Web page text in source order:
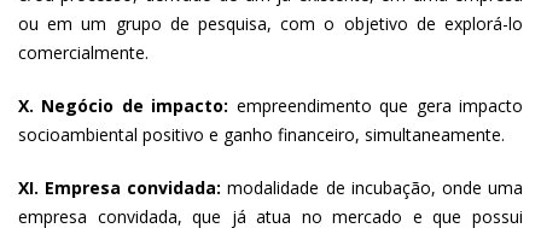
ou em um grupo de pesquisa, com o objetivo de explorá-lo
comercialmente.
X. Negócio de impacto: empreendimento que gera impacto
socioambiental positivo e ganho financeiro, simultaneamente.
XI. Empresa convidada: modalidade de incubação, onde uma
empresa convidada, que já atua no mercado e que possui